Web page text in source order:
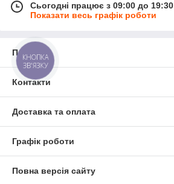
Сьогодні працює з 09:00 до 19:30
Показати весь графік роботи
Про нас
Контакти
Доставка та оплата
Графік роботи
Повна версія сайту
КНОПКА
ЗВ'ЯЗКУ